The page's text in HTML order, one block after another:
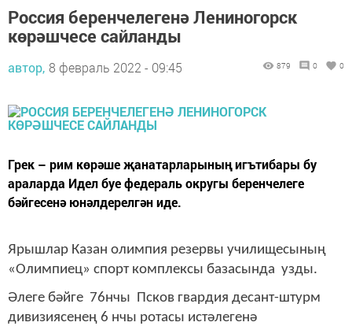
Россия беренчелегенә Лениногорск
көрәшчесе сайланды
автор, 8 февраль 2022 - 09:45 879 0 0
Грек – рим көрәше җанатарларының игътибары бу
араларда Идел буе федераль округы беренчелеге
бәйгесенә юнәлдерелгән иде.
Ярышлар Казан олимпия резервы училищесының
«Олимпиец» спорт комплексы базасында узды.
Әлеге бәйге 76нчы Псков гвардия десант-штурм
дивизиясенең 6 нчы ротасы истәлегенә